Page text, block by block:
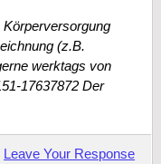
(z.B.
werktags von
17637872 Der
Leave Your Response